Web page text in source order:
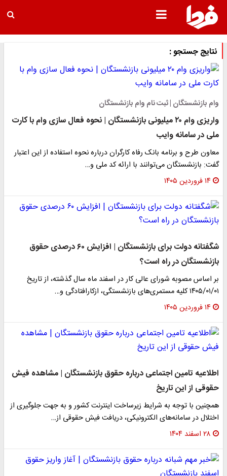
نتایج جستجو :
وام بازنشستگان | ثبت نام وام بازنشستگان
واریزی وام ۲۰ میلیونی بازنشستگان | نحوه فعال سازی وام با کارت
ملی در سامانه وایب
معاون طرح و برنامه بانک رفاه کارگران درباره نحوه استفاده از این اعتبار
گفت: بازنشستگان می‌توانند با ارائه کد ملی و…
۱۴ فروردین ۱۴۰۵
شگفتانه دولت برای بازنشستگان | افزایش ۶۰ درصدی حقوق
بازنشستگان در راه است؟
بر اساس مصوبه شورای عالی کار در اسفند ماه سال گذشته، از تاریخ
۱۴۰۵/۰۱/۰۱ کلیه مستمری‌های بازنشستگی، ازکارافتادگی و…
۱۴ فروردین ۱۴۰۵
اطلاعیه تامین اجتماعی درباره حقوق بازنشستگان | مشاهده فیش
حقوقی از این تاریخ
همچنین با توجه به شرایط زیرساخت اینترنت کشور و به جهت جلوگیری از
اختلال در سامانه‌های الکترونیکی، دریافت فیش حقوقی از…
۲۸ اسفند ۱۴۰۴